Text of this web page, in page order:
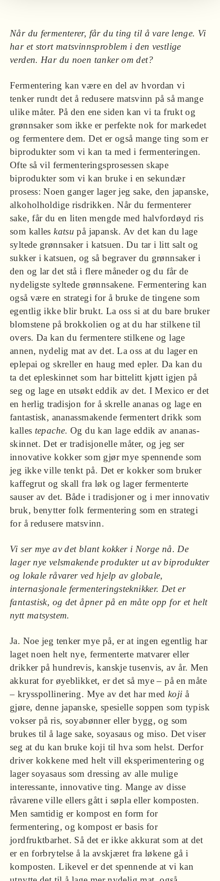
Når du fermenterer, får du ting til å vare lenge. Vi
har et stort matsvinnsproblem i den vestlige
verden. Har du noen tanker om det?
Fermentering kan være en del av hvordan vi
tenker rundt det å redusere matsvinn på så mange
ulike måter. På den ene siden kan vi ta frukt og
grønnsaker som ikke er perfekte nok for markedet
og fermentere dem. Det er også mange ting som er
biprodukter som vi kan ta med i fermenteringen.
Ofte så vil fermenteringsprosessen skape
biprodukter som vi kan bruke i en sekundær
prosess: Noen ganger lager jeg sake, den japanske,
alkoholholdige risdrikken. Når du fermenterer
sake, får du en liten mengde med halvfordøyd ris
som kalleskatsu på japansk. Av det kan du lage
syltede grønnsaker i katsuen. Du tar i litt salt og
sukker i katsuen, og så begraver du grønnsaker i
den og lar det stå i flere måneder og du får de
nydeligste syltede grønnsakene. Fermentering kan
også være en strategi for å bruke de tingene som
egentlig ikke blir brukt. La oss si at du bare bruker
blomstene på brokkolien og at du har stilkene til
overs. Da kan du fermentere stilkene og lage
annen, nydelig mat av det. La oss at du lager en
eplepai og skreller en haug med epler. Da kan du
ta det epleskinnet som har bittelitt kjøtt igjen på
seg og lage en utsøkt eddik av det. I Mexico er det
en herlig tradisjon for å skrelle ananas og lage en
fantastisk, ananassmakende fermentert drikk som
kalles tepache. Og du kan lage eddik av ananas­
skinnet. Det er tradisjonelle måter, og jeg ser
innovative kokker som gjør mye spennende som
jeg ikke ville tenkt på. Det er kokker som bruker
kaffegrut og skall fra løk og lager fermenterte
sauser av det. Både i tradisjoner og i mer innovativ
bruk, benytter folk fermentering som en strategi
for å redusere matsvinn.
Vi ser mye av det blant kokker i Norge nå. De
lager nye velsmakende produkter ut av biprodukter
og lokale råvarer ved hjelp av globale,
internasjonale fermenteringsteknikker. Det er
fantastisk, og det åpner på en måte opp for et helt
nytt matsystem.
Ja. Noe jeg tenker mye på, er at ingen egentlig har
laget noen helt nye, fermenterte matvarer eller
drikker på hundrevis, kanskje tusenvis, av år. Men
akkurat for øyeblikket, er det så mye – på en måte
– krysspollinering. Mye av det har med koji å
gjøre, denne japanske, spesielle soppen som typisk
vokser på ris, soyabønner eller bygg, og som
brukes til å lage sake, soyasaus og miso. Det viser
seg at du kan bruke koji til hva som helst. Derfor
driver kokkene med helt vill eksperimentering og
lager soyasaus som dressing av alle mulige
interessante, innovative ting. Mange av disse
råvarene ville ellers gått i søpla eller komposten.
Men samtidig er kompost en form for
fermentering, og kompost er basis for
jordfruktbarhet. Så det er ikke akkurat som at det
er en forbrytelse å la avskjæret fra løkene gå i
komposten. Likevel er det spennende at vi kan